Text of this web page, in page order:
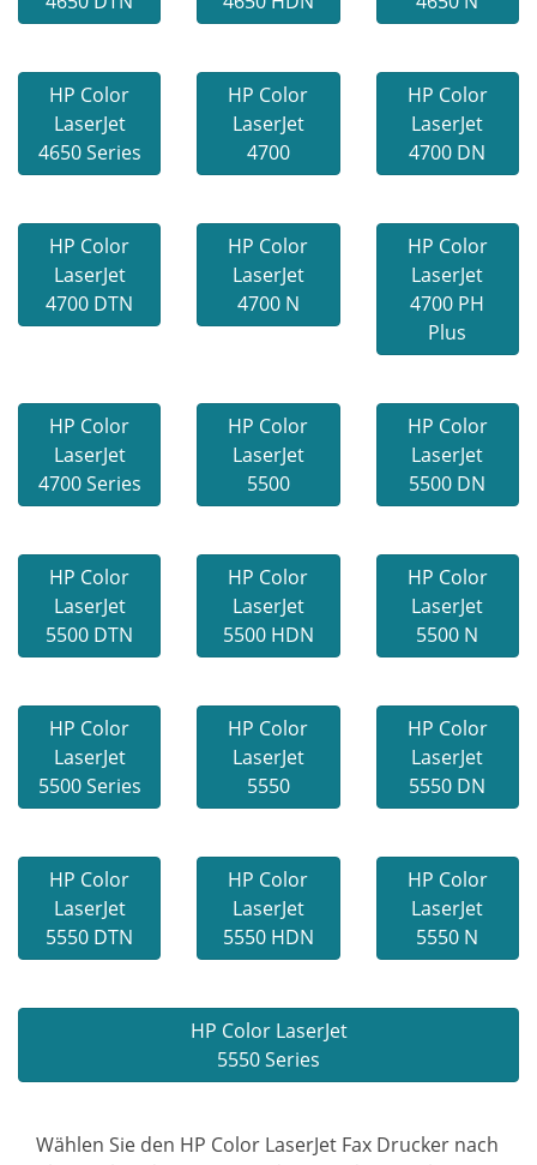
HP Color
LaserJet
4650 Series
HP Color
LaserJet
4700
HP Color
LaserJet
4700 DN
HP Color
LaserJet
4700 DTN
HP Color
LaserJet
4700 N
HP Color
LaserJet
4700 PH
Plus
HP Color
LaserJet
4700 Series
HP Color
LaserJet
5500
HP Color
LaserJet
5500 DN
HP Color
LaserJet
5500 DTN
HP Color
LaserJet
5500 HDN
HP Color
LaserJet
5500 N
HP Color
LaserJet
5500 Series
HP Color
LaserJet
5550
HP Color
LaserJet
5550 DN
HP Color
LaserJet
5550 DTN
HP Color
LaserJet
5550 HDN
HP Color
LaserJet
5550 N
HP Color LaserJet
5550 Series
Wählen Sie den HP Color LaserJet Fax Drucker nach